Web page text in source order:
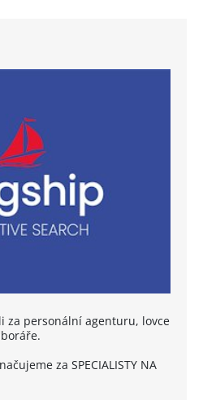
za personální agenturu, lovce
za SPECIALISTY NA